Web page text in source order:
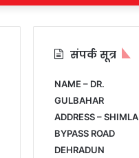
संपर्क सूत्र
NAME – DR.
GULBAHAR
ADDRESS – SHIMLA
BYPASS ROAD
DEHRADUN